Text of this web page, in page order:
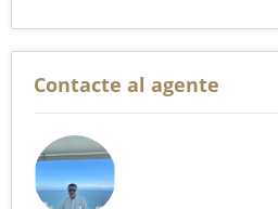
Contacte al agente